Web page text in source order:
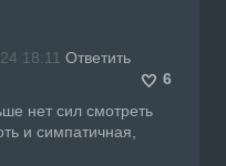
18:11 Ответить
6
нет сил смотреть
и симпатичная,